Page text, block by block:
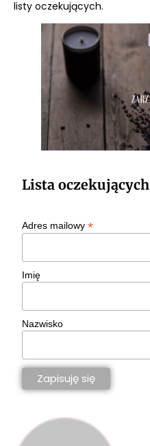
listy oczekujących.
Lista oczekujących
Adres mailowy*
Imię
Nazwisko